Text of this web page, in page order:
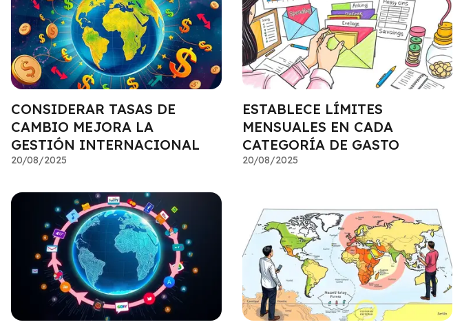
CONSIDERAR TASAS DE
CAMBIO MEJORA LA
GESTIÓN INTERNACIONAL
20/08/2025
ESTABLECE LÍMITES
MENSUALES EN CADA
CATEGORÍA DE GASTO
20/08/2025